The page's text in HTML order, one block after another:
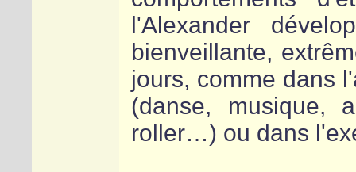
l'Alexander
bienveillante,
jours, comme dans
(danse, musique,
roller…) ou dans